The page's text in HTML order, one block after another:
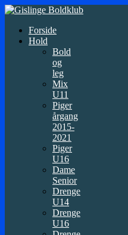
Forside
Hold
Bold
og
leg
Mix
U11
Piger
årgang
2015-
2021
Piger
U16
Dame
Senior
Drenge
U14
Drenge
U16